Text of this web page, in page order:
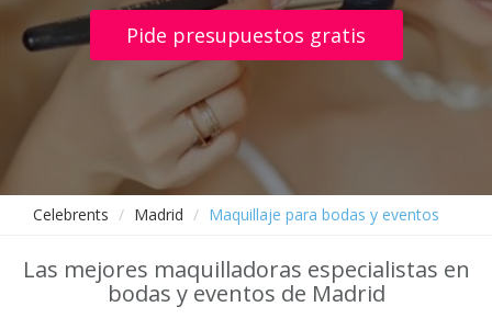
Pide presupuestos gratis
Celebrents Madrid Maquillaje para bodas y eventos
Las mejores maquilladoras especialistas en
bodas y eventos de Madrid